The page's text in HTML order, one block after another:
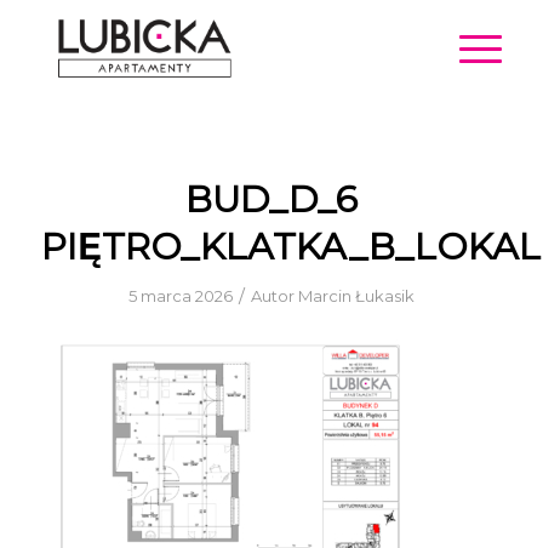
BUD_D_6
5 marca 2026 / Autor Marcin Łukasik